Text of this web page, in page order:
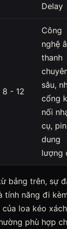
Delay
8 - 12
Công
nghệ
thanh
sâu,
cổng
nối
cụ, pin
dung
lượng
bảng trên, sự
tính năng đi
loa kéo
phù hợp